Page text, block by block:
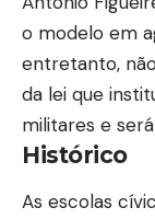
o modelo em
entretanto,
da lei que
militares e
Histórico
As escolas